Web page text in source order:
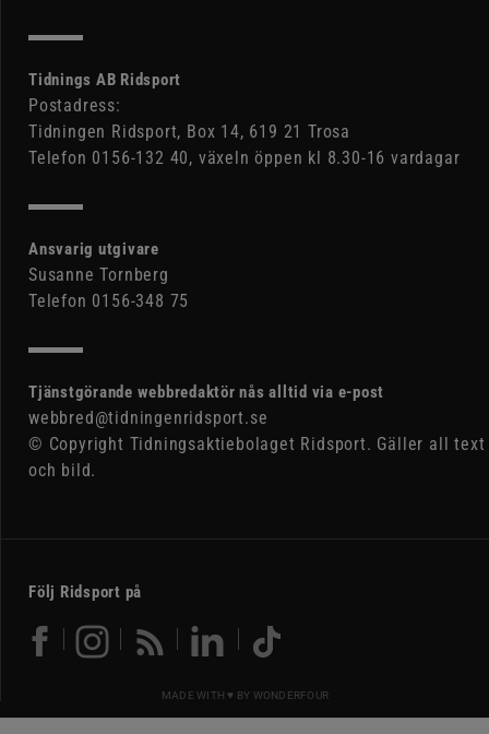
Tidnings AB Ridsport
Postadress:
Tidningen Ridsport, Box 14, 619 21 Trosa
Telefon 0156-132 40, växeln öppen kl 8.30-16 vardagar
Ansvarig utgivare
Susanne Tornberg
Telefon 0156-348 75
Tjänstgörande webbredaktör nås alltid via e-post
webbred@tidningenridsport.se
© Copyright Tidningsaktiebolaget Ridsport. Gäller all text
och bild.
Följ Ridsport på
MADE WITH ♥ BY WONDERFOUR